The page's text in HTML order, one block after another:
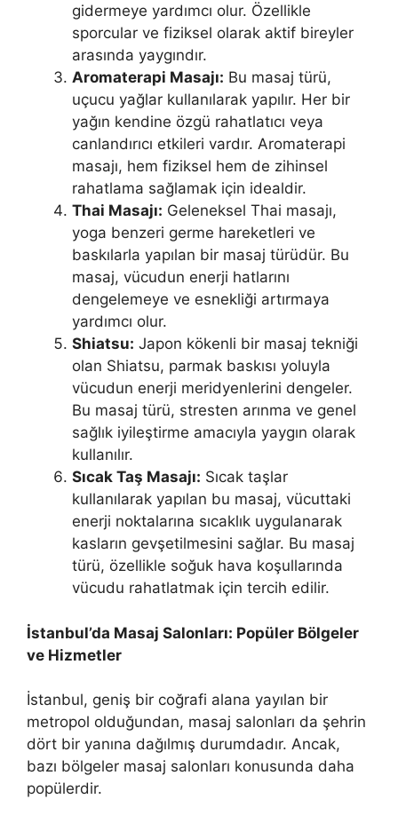
gidermeye yardımcı olur. Özellikle
sporcular ve fiziksel olarak aktif bireyler
arasında yaygındır.
Aromaterapi Masajı: Bu masaj türü,
uçucu yağlar kullanılarak yapılır. Her bir
yağın kendine özgü rahatlatıcı veya
canlandırıcı etkileri vardır. Aromaterapi
masajı, hem fiziksel hem de zihinsel
rahatlama sağlamak için idealdir.
Thai Masajı: Geleneksel Thai masajı,
yoga benzeri germe hareketleri ve
baskılarla yapılan bir masaj türüdür. Bu
masaj, vücudun enerji hatlarını
dengelemeye ve esnekliği artırmaya
yardımcı olur.
Shiatsu: Japon kökenli bir masaj tekniği
olan Shiatsu, parmak baskısı yoluyla
vücudun enerji meridyenlerini dengeler.
Bu masaj türü, stresten arınma ve genel
sağlık iyileştirme amacıyla yaygın olarak
kullanılır.
Sıcak Taş Masajı: Sıcak taşlar
kullanılarak yapılan bu masaj, vücuttaki
enerji noktalarına sıcaklık uygulanarak
kasların gevşetilmesini sağlar. Bu masaj
türü, özellikle soğuk hava koşullarında
vücudu rahatlatmak için tercih edilir.
İstanbul’da Masaj Salonları: Popüler Bölgeler
ve Hizmetler
İstanbul, geniş bir coğrafi alana yayılan bir
metropol olduğundan, masaj salonları da şehrin
dört bir yanına dağılmış durumdadır. Ancak,
bazı bölgeler masaj salonları konusunda daha
popülerdir.